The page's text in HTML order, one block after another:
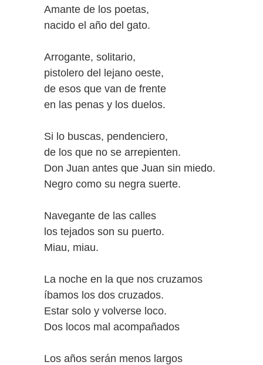
Amante de los poetas,
nacido el año del gato.
Arrogante, solitario,
pistolero del lejano oeste,
de esos que van de frente
en las penas y los duelos.
Si lo buscas, pendenciero,
de los que no se arrepienten.
Don Juan antes que Juan sin miedo.
Negro como su negra suerte.
Navegante de las calles
los tejados son su puerto.
Miau, miau.
La noche en la que nos cruzamos
íbamos los dos cruzados.
Estar solo y volverse loco.
Dos locos mal acompañados
Los años serán menos largos